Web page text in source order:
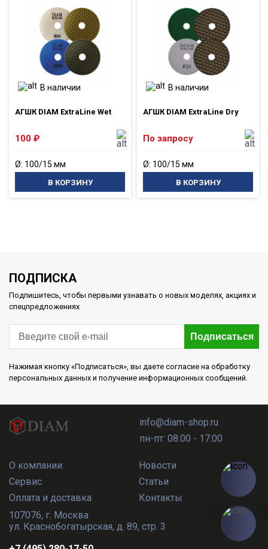
В наличии
АГШК DIAM ExtraLine Wet
100 ₽
Ø: 100/15 мм
В КОРЗИНУ
В наличии
АГШК DIAM ExtraLine Dry
По запросу
Ø: 100/15 мм
В КОРЗИНУ
ПОДПИСКА
Подпишитесь, чтобы первыми узнавать о новых моделях, акциях и
спецпредложениях
Подписаться
Нажимая кнопку «Подписаться», вы даете согласие на обработку
персональных данных и получение информационных сообщений.
О компании
Сервис
Оплата и доставка
Новости
Статьи
Контакты
info@diam-shop.ru
пн-пт: 08:00 - 17:00
107076, г. Москва
ул. Краснобогатырская, д. 89, стр. 3